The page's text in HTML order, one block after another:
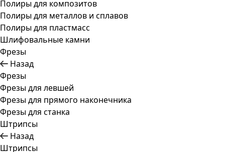
Полиры для композитов
Полиры для металлов и сплавов
Полиры для пластмасс
Шлифовальные камни
Фрезы
Назад
Фрезы
Фрезы для левшей
Фрезы для прямого наконечника
Фрезы для станка
Штрипсы
Назад
Штрипсы